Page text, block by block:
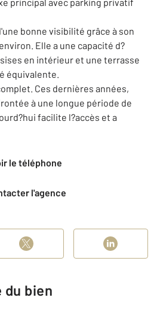
bonne visibilité grâce à son
Elle a une capacité d?
en intérieur et une terrasse
équivalente.
Ces dernières années,
à une longue période de
facilite l?accès et a
le téléphone
l'agence
bien